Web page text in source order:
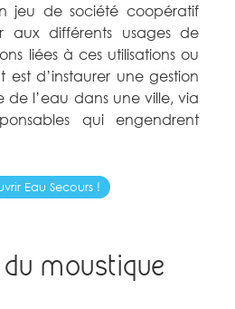
jeu de société coopératif
aux différents usages de
liées à ces utilisations ou
est d’instaurer une gestion
de l’eau dans une ville, via
qui engendrent
Eau Secours !
moustique